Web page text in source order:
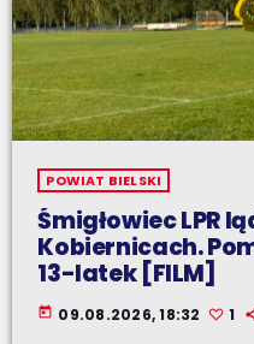
POWIAT BIELSKI
Śmigłowiec LPR
Kobiernicach.
13-latek [FILM]
today 09.08.2026, 18:32 1